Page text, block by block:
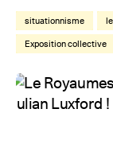
situationnisme
Exposition collective